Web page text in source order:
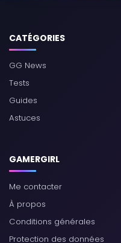
CATÉGORIES
GG News
Tests
Guides
Astuces
GAMERGIRL
Me contacter
À propos
Conditions générales
Protection des données